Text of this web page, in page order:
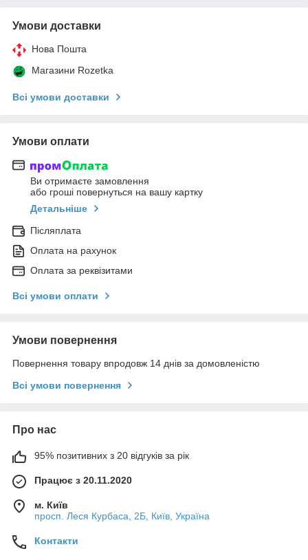
Умови доставки
Нова Пошта
Магазини Rozetka
Всі умови доставки
Умови оплати
Ви отримаєте замовлення
або гроші повернуться на вашу картку
Детальніше
Післяплата
Оплата на рахунок
Оплата за реквізитами
Всі умови оплати
Умови повернення
Повернення товару впродовж 14 днів за домовленістю
Всі умови повернення
Про нас
95% позитивних з 20 відгуків за рік
Працює з 20.11.2020
м. Київ
просп. Леся Курбаса, 2Б, Київ, Україна
Контакти